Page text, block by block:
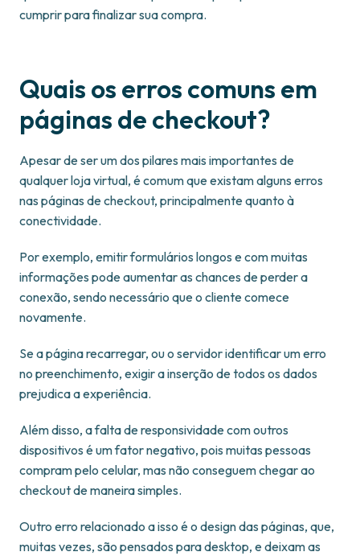
cumprir para finalizar sua compra.
Quais os erros comuns em
páginas de checkout?
Apesar de ser um dos pilares mais importantes de
qualquer loja virtual, é comum que existam alguns erros
nas páginas de checkout, principalmente quanto à
conectividade.
Por exemplo, emitir formulários longos e com muitas
informações pode aumentar as chances de perder a
conexão, sendo necessário que o cliente comece
novamente.
Se a página recarregar, ou o servidor identificar um erro
no preenchimento, exigir a inserção de todos os dados
prejudica a experiência.
Além disso, a falta de responsividade com outros
dispositivos é um fator negativo, pois muitas pessoas
compram pelo celular, mas não conseguem chegar ao
checkout de maneira simples.
Outro erro relacionado a isso é o design das páginas, que,
muitas vezes, são pensados para desktop, e deixam as